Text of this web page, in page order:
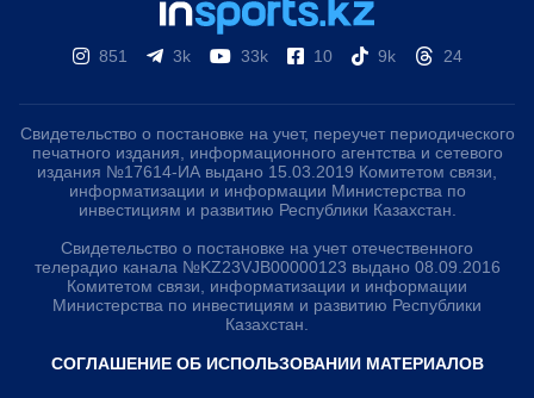
851 3k 33k 10 9k 24
Свидетельство о постановке на учет, переучет периодического
печатного издания, информационного агентства и сетевого
издания №17614-ИА выдано 15.03.2019 Комитетом связи,
информатизации и информации Министерства по
инвестициям и развитию Республики Казахстан.
Свидетельство о постановке на учет отечественного
телерадио канала №KZ23VJB00000123 выдано 08.09.2016
Комитетом связи, информатизации и информации
Министерства по инвестициям и развитию Республики
Казахстан.
СОГЛАШЕНИЕ ОБ ИСПОЛЬЗОВАНИИ МАТЕРИАЛОВ